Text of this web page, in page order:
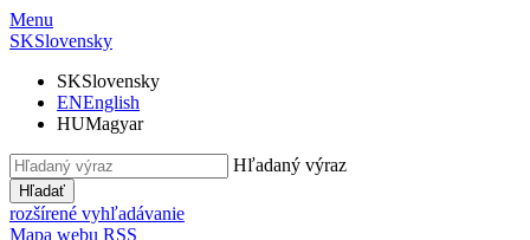
Menu
SKSlovensky
SKSlovensky
ENEnglish
HUMagyar
Hľadaný výraz
Hľadať
rozšírené vyhľadávanie
Mapa webu RSS